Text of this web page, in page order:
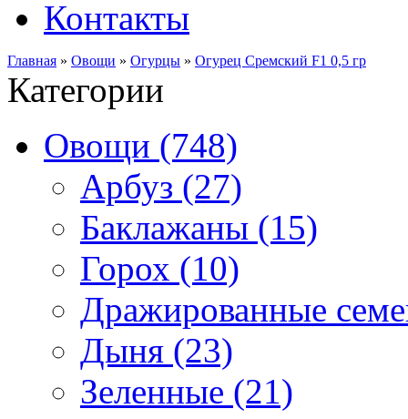
Контакты
Главная » Овощи » Огурцы » Огурец Сремский F1 0,5 гр
Категории
Овощи (748)
Арбуз (27)
Баклажаны (15)
Горох (10)
Дражированные
Дыня (23)
Зеленные (21)